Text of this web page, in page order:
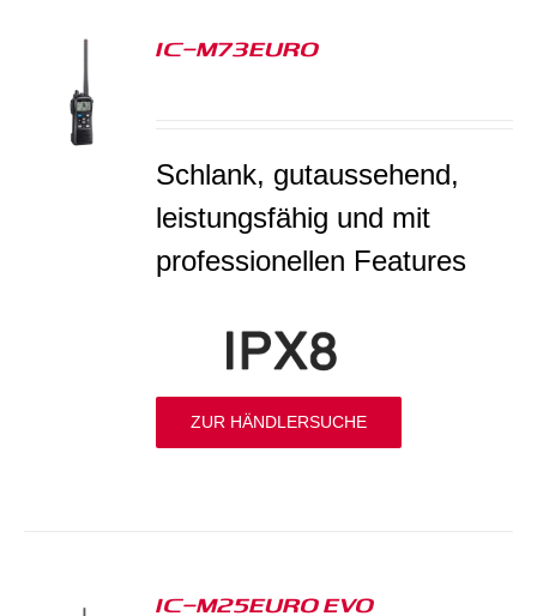
IC-M73EURO
Schlank, gutaussehend,
leistungsfähig und mit
professionellen Features
ZUR HÄNDLERSUCHE
IC-M25EURO EVO